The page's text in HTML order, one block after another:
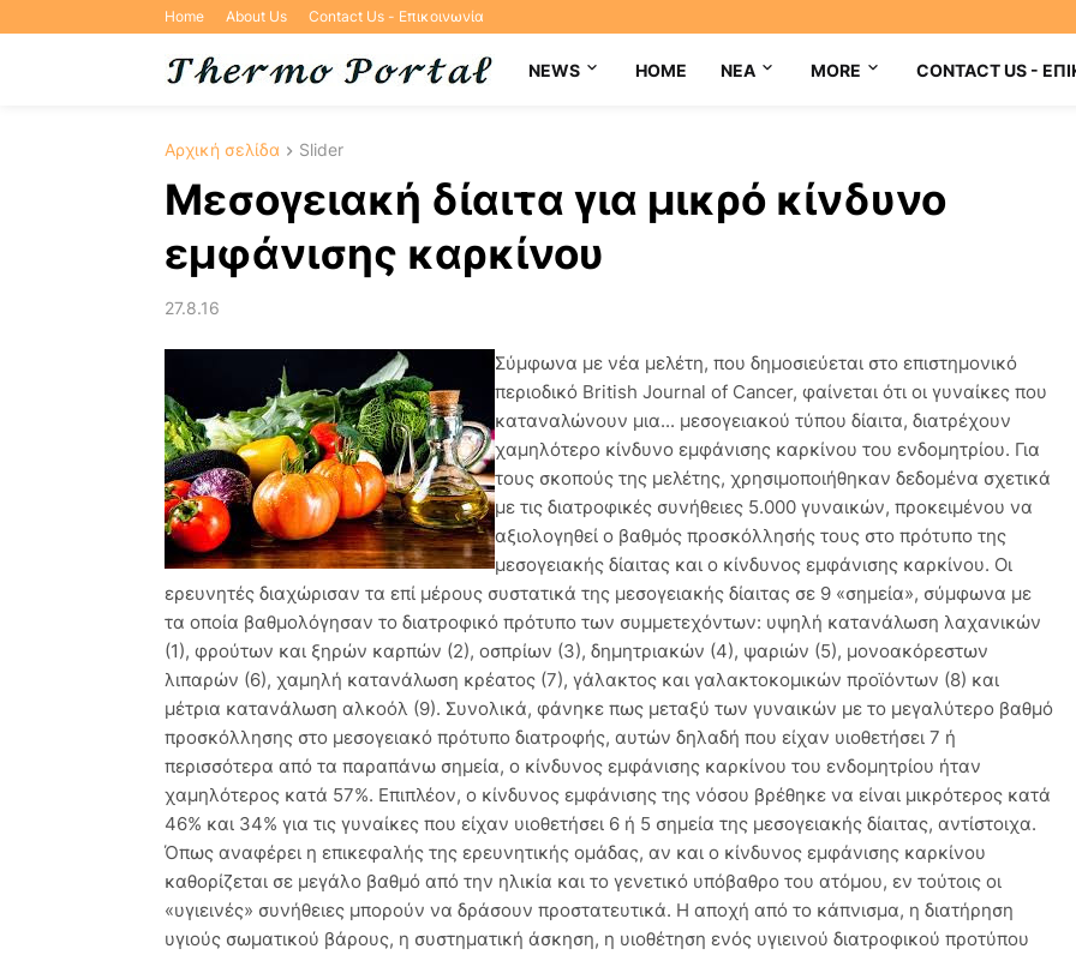
Home About Us Contact Us - Επικοινωνία
NEWS HOME NEA MORE CONTACT US -
Αρχική σελίδα Slider
Μεσογειακή δίαιτα για μικρό κίνδυνο
εμφάνισης καρκίνου
27.8.16
Σύμφωνα με νέα μελέτη, που δημοσιεύεται στο επιστημονικό
περιοδικό British Journal of Cancer, φαίνεται ότι οι γυναίκες που
καταναλώνουν μια... μεσογειακού τύπου δίαιτα, διατρέχουν
χαμηλότερο κίνδυνο εμφάνισης καρκίνου του ενδομητρίου. Για
τους σκοπούς της μελέτης, χρησιμοποιήθηκαν δεδομένα σχετικά
με τις διατροφικές συνήθειες 5.000 γυναικών, προκειμένου να
αξιολογηθεί ο βαθμός προσκόλλησής τους στο πρότυπο της
μεσογειακής δίαιτας και ο κίνδυνος εμφάνισης καρκίνου. Οι
ερευνητές διαχώρισαν τα επί μέρους συστατικά της μεσογειακής δίαιτας σε 9 «σημεία», σύμφωνα με
τα οποία βαθμολόγησαν το διατροφικό πρότυπο των συμμετεχόντων: υψηλή κατανάλωση λαχανικών
(1), φρούτων και ξηρών καρπών (2), οσπρίων (3), δημητριακών (4), ψαριών (5), μονοακόρεστων
λιπαρών (6), χαμηλή κατανάλωση κρέατος (7), γάλακτος και γαλακτοκομικών προϊόντων (8) και
μέτρια κατανάλωση αλκοόλ (9). Συνολικά, φάνηκε πως μεταξύ των γυναικών με το μεγαλύτερο βαθμό
προσκόλλησης στο μεσογειακό πρότυπο διατροφής, αυτών δηλαδή που είχαν υιοθετήσει 7 ή
περισσότερα από τα παραπάνω σημεία, ο κίνδυνος εμφάνισης καρκίνου του ενδομητρίου ήταν
χαμηλότερος κατά 57%. Επιπλέον, ο κίνδυνος εμφάνισης της νόσου βρέθηκε να είναι μικρότερος κατά
46% και 34% για τις γυναίκες που είχαν υιοθετήσει 6 ή 5 σημεία της μεσογειακής δίαιτας, αντίστοιχα.
Όπως αναφέρει η επικεφαλής της ερευνητικής ομάδας, αν και ο κίνδυνος εμφάνισης καρκίνου
καθορίζεται σε μεγάλο βαθμό από την ηλικία και το γενετικό υπόβαθρο του ατόμου, εν τούτοις οι
«υγιεινές» συνήθειες μπορούν να δράσουν προστατευτικά. Η αποχή από το κάπνισμα, η διατήρηση
υγιούς σωματικού βάρους, η συστηματική άσκηση, η υιοθέτηση ενός υγιεινού διατροφικού προτύπου